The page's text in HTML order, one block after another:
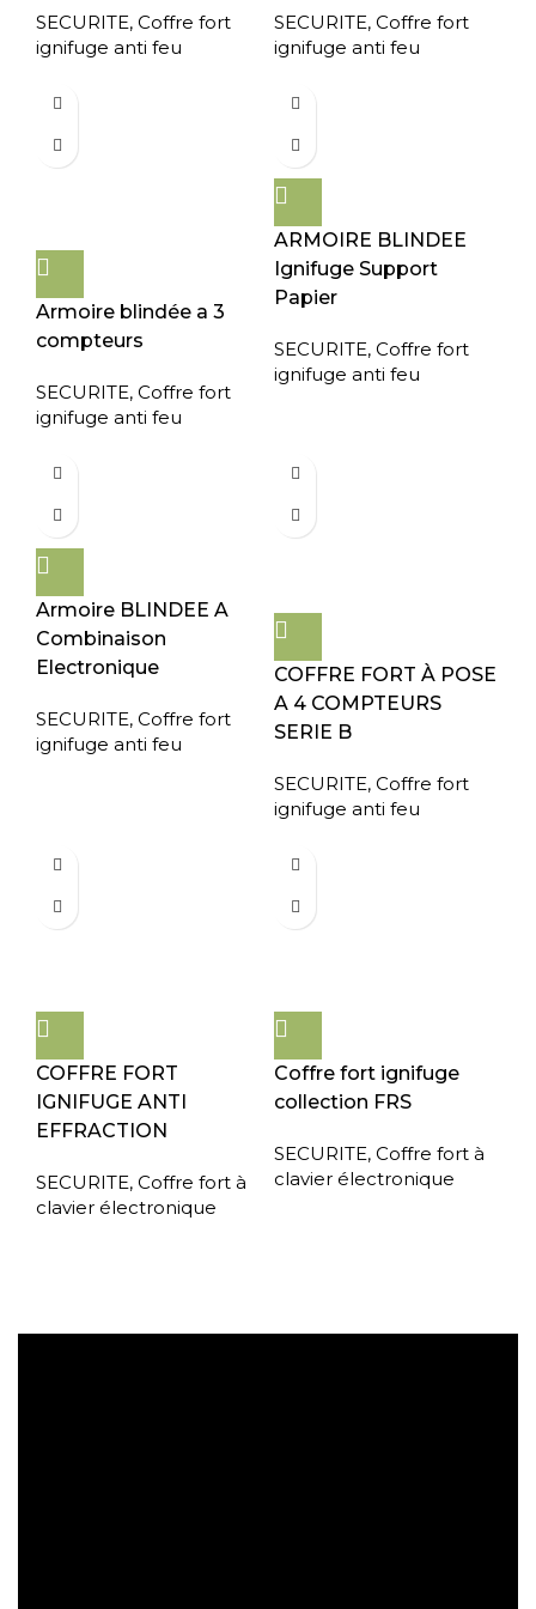
SECURITE, Coffre fort
ignifuge anti feu
SECURITE, Coffre fort
ignifuge anti feu
Armoire blindée a 3
compteurs
SECURITE, Coffre fort
ignifuge anti feu
ARMOIRE BLINDEE
Ignifuge Support
Papier
SECURITE, Coffre fort
ignifuge anti feu
Armoire BLINDEE A
Combinaison
Electronique
SECURITE, Coffre fort
ignifuge anti feu
COFFRE FORT À POSE
A 4 COMPTEURS
SERIE B
SECURITE, Coffre fort
ignifuge anti feu
COFFRE FORT
IGNIFUGE ANTI
EFFRACTION
SECURITE, Coffre fort à
clavier électronique
Coffre fort ignifuge
collection FRS
SECURITE, Coffre fort à
clavier électronique